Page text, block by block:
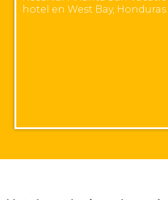
hotel en West Bay, Honduras